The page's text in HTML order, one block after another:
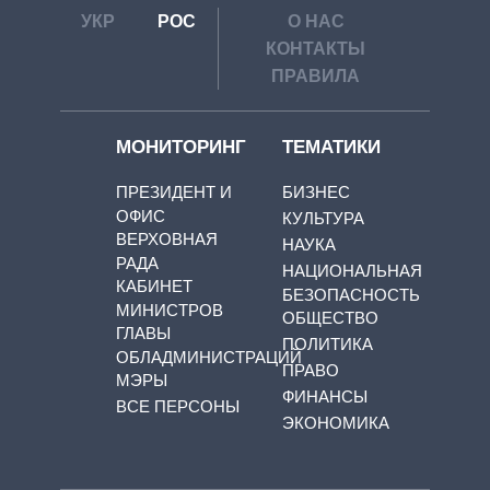
УКР РОС
О НАС
КОНТАКТЫ
ПРАВИЛА
МОНИТОРИНГ
ПРЕЗИДЕНТ И
ОФИС
ВЕРХОВНАЯ
РАДА
КАБИНЕТ
МИНИСТРОВ
ГЛАВЫ
ОБЛАДМИНИСТРАЦИЙ
МЭРЫ
ВСЕ ПЕРСОНЫ
ТЕМАТИКИ
БИЗНЕС
КУЛЬТУРА
НАУКА
НАЦИОНАЛЬНАЯ
БЕЗОПАСНОСТЬ
ОБЩЕСТВО
ПОЛИТИКА
ПРАВО
ФИНАНСЫ
ЭКОНОМИКА